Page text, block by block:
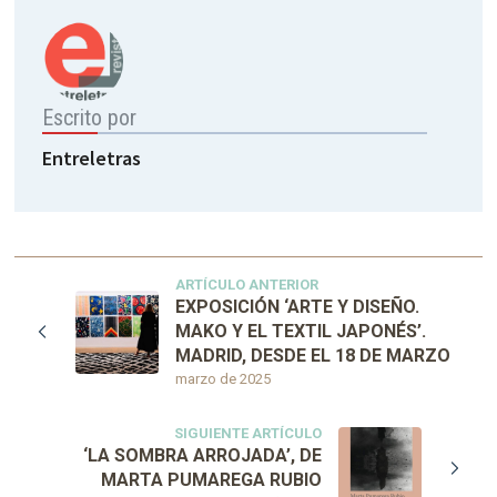
Escrito por
Entreletras
ARTÍCULO ANTERIOR
marzo de 2025
EXPOSICIÓN ‘ARTE Y DISEÑO.
MAKO Y EL TEXTIL JAPONÉS’.
MADRID, DESDE EL 18 DE MARZO
SIGUIENTE ARTÍCULO
‘LA SOMBRA ARROJADA’, DE
MARTA PUMAREGA RUBIO